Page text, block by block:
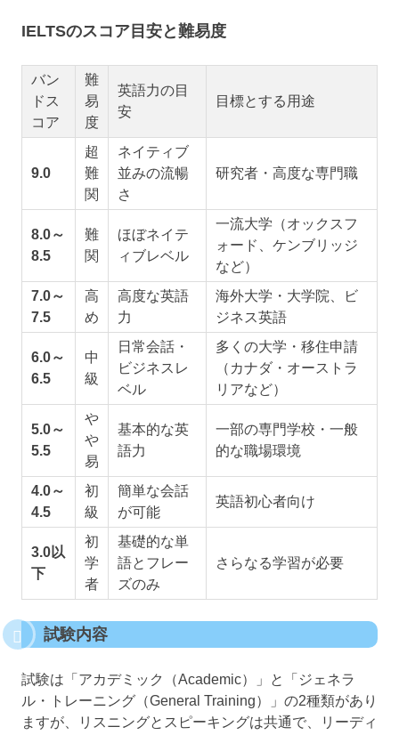
IELTSのスコア目安と難易度
バン
ドス
コア
難
易
度
英語力の目
安
目標とする用途
9.0
超
難
関
ネイティブ
並みの流暢
さ
研究者・高度な専門職
8.0～
8.5
難
関
ほぼネイテ
ィブレベル
一流大学（オックスフ
ォード、ケンブリッジ
など）
7.0～
7.5
高
め
高度な英語
力
海外大学・大学院、ビ
ジネス英語
6.0～
6.5
中
級
日常会話・
ビジネスレ
ベル
多くの大学・移住申請
（カナダ・オーストラ
リアなど）
5.0～
5.5
や
や
易
基本的な英
語力
一部の専門学校・一般
的な職場環境
4.0～
4.5
初
級
簡単な会話
が可能
英語初心者向け
3.0以
下
初
学
者
基礎的な単
語とフレー
ズのみ
さらなる学習が必要
試験内容
試験は「アカデミック（Academic）」と「ジェネラ
ル・トレーニング（General Training）」の2種類があり
ますが、リスニングとスピーキングは共通で、リーディ